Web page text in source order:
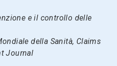
e il controllo delle
della Sanità, Claims
Journal